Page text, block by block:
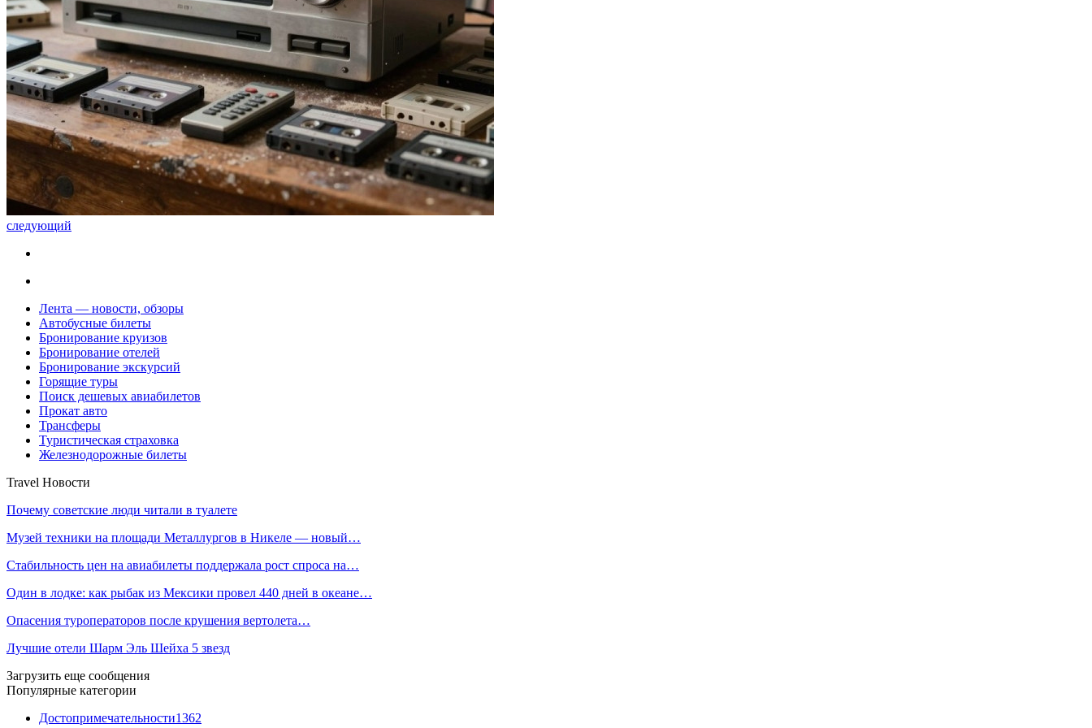
следующий
Лента — новости, обзоры
Автобусные билеты
Бронирование круизов
Бронирование отелей
Бронирование экскурсий
Горящие туры
Поиск дешевых авиабилетов
Прокат авто
Трансферы
Туристическая страховка
Железнодорожные билеты
Travel Новости
Почему советские люди читали в туалете
Музей техники на площади Металлургов в Никеле — новый…
Стабильность цен на авиабилеты поддержала рост спроса на…
Один в лодке: как рыбак из Мексики провел 440 дней в океане…
Опасения туроператоров после крушения вертолета…
Лучшие отели Шарм Эль Шейха 5 звезд
Загрузить еще сообщения
Популярные категории
Достопримечательности1362